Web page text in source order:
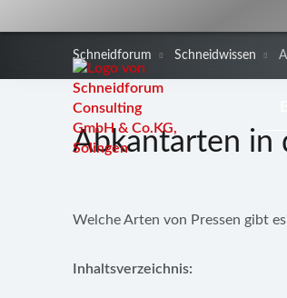
Schneidforum Schneidwissen
Abkantarten in
Welche Arten von Pressen gibt
Inhaltsverzeichnis: